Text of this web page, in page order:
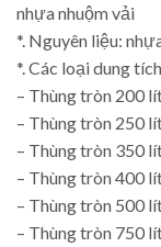
nhựa nhuộm vải
*. Nguyên liệu:
*. Các loại dung
– Thùng tròn 200
– Thùng tròn 250
– Thùng tròn 350
– Thùng tròn 400
– Thùng tròn 500
– Thùng tròn 750